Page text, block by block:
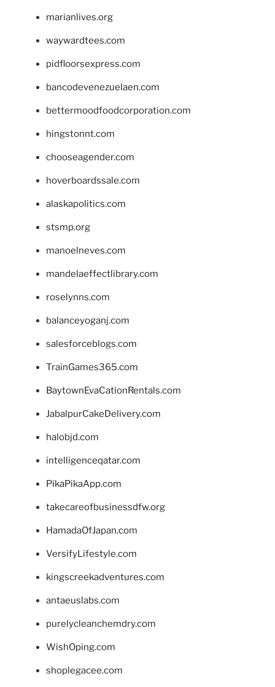
marianlives.org
waywardtees.com
pidfloorsexpress.com
bancodevenezuelaen.com
bettermoodfoodcorporation.com
hingstonnt.com
chooseagender.com
hoverboardssale.com
alaskapolitics.com
stsmp.org
manoelneves.com
mandelaeffectlibrary.com
roselynns.com
balanceyoganj.com
salesforceblogs.com
TrainGames365.com
BaytownEvaCationRentals.com
JabalpurCakeDelivery.com
halobjd.com
intelligenceqatar.com
PikaPikaApp.com
takecareofbusinessdfw.org
HamadaOfJapan.com
VersifyLifestyle.com
kingscreekadventures.com
antaeuslabs.com
purelycleanchemdry.com
WishOping.com
shoplegacee.com